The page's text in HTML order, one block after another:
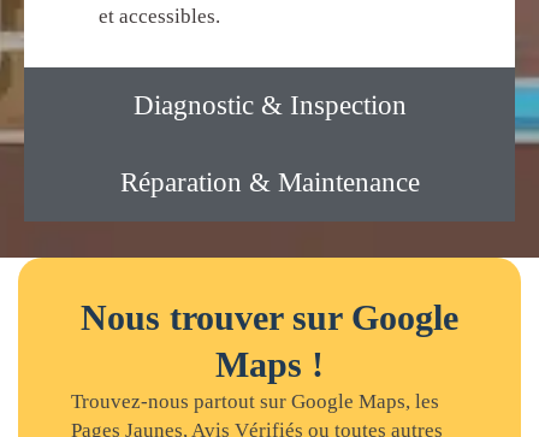
Diagnostic & Inspection
Réparation & Maintenance
et accessibles.
Nous trouver sur Google
Maps !
Trouvez-nous partout sur Google Maps, les
Pages Jaunes, Avis Vérifiés ou toutes autres